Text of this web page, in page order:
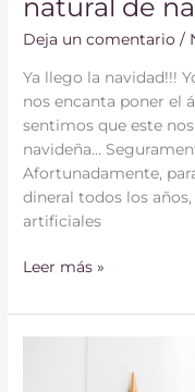
natural de
Deja un comentario /
Ya llego la navidad!!!
nos encanta poner el
sentimos que este
navideña…
Afortunadamente,
dineral todos los
artificiales
Leer más »